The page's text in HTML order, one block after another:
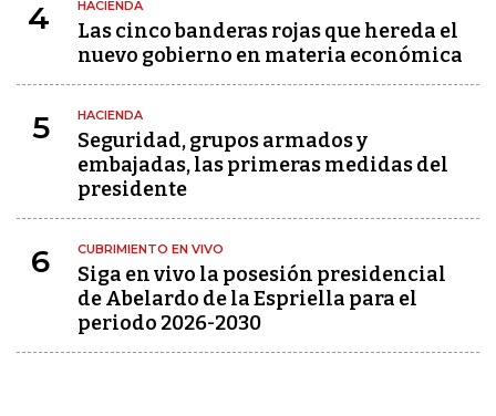
4 HACIENDA
Las cinco banderas rojas que hereda el
nuevo gobierno en materia económica
5 HACIENDA
Seguridad, grupos armados y
embajadas, las primeras medidas del
presidente
6 CUBRIMIENTO EN VIVO
Siga en vivo la posesión presidencial
de Abelardo de la Espriella para el
periodo 2026-2030